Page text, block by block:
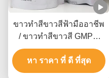
ขาวทําสีขาวสีฟ้ามืออาชีพ
/ ขาวทําสีขาวสี GMPC
SDS Certified
หา ราคา ที่ ดี ที่สุด